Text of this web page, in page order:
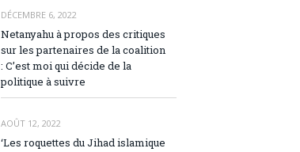
DÉCEMBRE 6, 2022
Netanyahu à propos des critiques
sur les partenaires de la coalition
: C’est moi qui décide de la
politique à suivre
AOÛT 12, 2022
‘Les roquettes du Jihad islamique